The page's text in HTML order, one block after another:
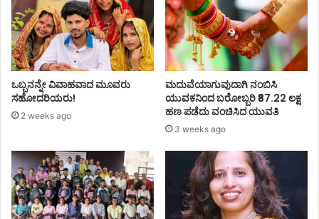
ಒಬ್ಬನನ್ನೇ ವಿವಾಹವಾದ ಮೂವರು
ಸಹೋದರಿಯರು!
2 weeks ago
ಮದುವೆಯಾಗುವುದಾಗಿ ನಂಬಿಸಿ
ಯುವಕನಿಂದ ಬರೋಬ್ಬರಿ ₹87.22 ಲಕ್ಷ
ಹಣ ಪಡೆದು ವಂಚಿಸಿದ ಯುವತಿ
3 weeks ago